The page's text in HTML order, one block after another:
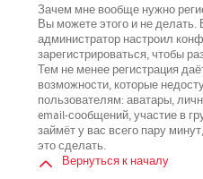
Зачем мне вообще нужно
Вы можете этого и не делать.
администратор настроил
зарегистрироваться, чтобы
Тем не менее регистрация
возможности, которые
пользователям: аватары,
email-сообщений, участие в
займёт у вас всего пару
это сделать.
Вернуться к началу